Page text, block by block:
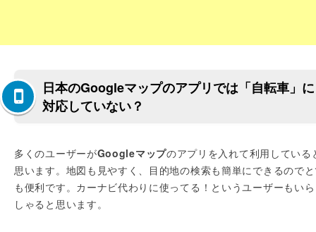
日本のGoogleマップのアプリでは「自転車」に
対応していない？
多くのユーザーがGoogleマップのアプリを入れて利用している
思います。地図も見やすく、目的地の検索も簡単にできるので
も便利です。カーナビ代わりに使ってる！というユーザーもい
しゃると思います。